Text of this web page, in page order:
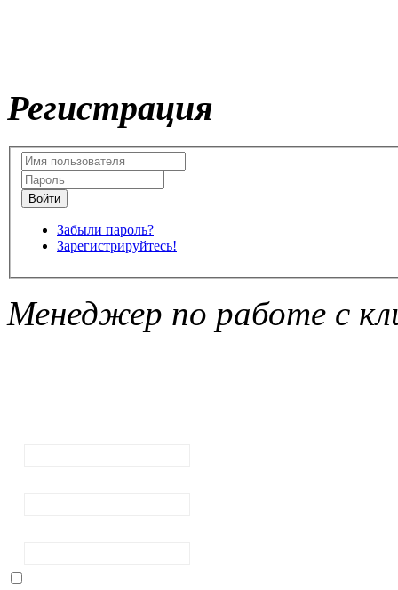
Регистрация
Забыли пароль?
Зарегистрируйтесь!
Менеджер по работе с